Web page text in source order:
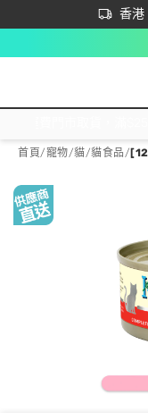
香港
立即
首次APP
首頁/寵物/貓/貓食品/